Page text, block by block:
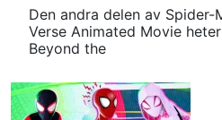
Den andra delen av Spider-
Verse Animated Movie
Beyond the